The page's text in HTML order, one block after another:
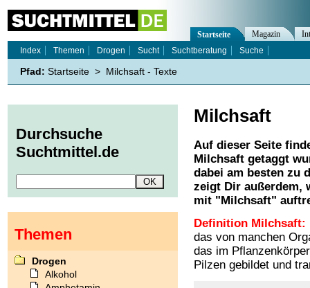
Milchsaft
Auf dieser Seite
Milchsaft getaggt
dabei am besten zu
zeigt Dir außerdem,
mit " Milchsaft"
Definition Milchsaft:
das von manchen
das im
Pilzen gebildet und
Startseite Magazin
Index
Themen Drogen Sucht Suchtberatung Suche
Pfad: Startseite > Milchsaft - Texte
Durchsuche
Suchtmittel.de
Themen
Drogen
Alkohol